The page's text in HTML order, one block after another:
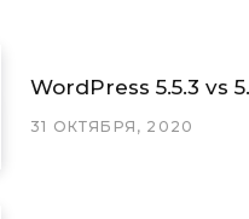
WordPress 5.5.3 vs
31 ОКТЯБРЯ, 2020